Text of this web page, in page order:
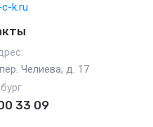
k.ru
Челиева, д. 17
33 09